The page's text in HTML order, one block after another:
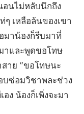
อนไม่หลับนึกถึง
เหลือล้นของเขา
มาน้องก็รีบมาที่
าและพูดขอโทษ
สาย “ขอโทษนะ
บซ่อมวิชาพละช่วง
ง น้องก็เพิ่งจะมา